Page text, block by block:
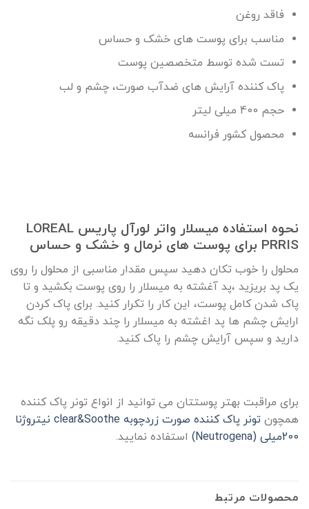
فاقد روغن
مناسب برای پوست های خشک و حساس
تست شده توسط متخصصین پوست
پاک کننده آرایش های ضدآب صورت، چشم و لب
حجم 400 میلی لیتر
محصول کشور فرانسه
نحوه استفاده میسلار واتر لورآل پاریس LOREAL
PRRIS برای پوست های نرمال و خشک و حساس
محلول را خوب تکان دهید سپس مقدار مناسبی از محلول را روی
یک پد بریزید ،پد آغشته به میسلار را روی پوست بکشید و تا
پاک شدن کامل پوست، این کار را تکرار کنید. برای پاک کردن
ارایش چشم ها پد اغشته به میسلار را چند دقیقه رو پلک نگه
دارید و سپس آرایش چشم را پاک کنید.
برای مراقبت بهتر پوستتان می توانید از انواع تونر پاک کننده
همچون
تونر پاک کننده صورت زردچوبه clear&Soothe نیتروژنا
200میلی (Neutrogena)
استفاده نمایید.
محصولات مرتبط